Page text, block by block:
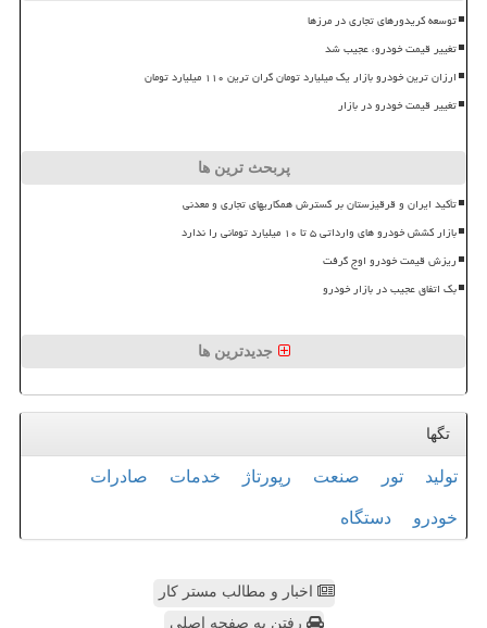
توسعه کریدورهای تجاری در مرزها
تغییر قیمت خودرو، عجیب شد
ارزان ترین خودرو بازار یک میلیارد تومان گران ترین ۱۱۰ میلیارد تومان
تغییر قیمت خودرو در بازار
پربحث ترین ها
تأکید ایران و قرقیزستان بر گسترش همکاریهای تجاری و معدنی
بازار کشش خودرو های وارداتی ۵ تا ۱۰ میلیارد تومانی را ندارد
ریزش قیمت خودرو اوج گرفت
بک اتفاق عجیب در بازار خودرو
جدیدترین ها
تگها
تولید تور صنعت رپورتاژ خدمات صادرات
خودرو دستگاه
اخبار و مطالب مستر کار
رفتن به صفحه اصلی